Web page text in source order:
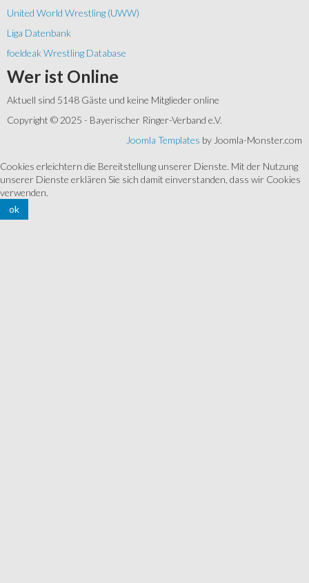
United World Wrestling (UWW)
Liga Datenbank
foeldeak Wrestling Database
Wer ist Online
Aktuell sind 5148 Gäste und keine Mitglieder online
Copyright © 2025 - Bayerischer Ringer-Verband e.V.
Joomla Templates by Joomla-Monster.com
Cookies erleichtern die Bereitstellung unserer Dienste. Mit der Nutzung
unserer Dienste erklären Sie sich damit einverstanden, dass wir Cookies
verwenden.
ok